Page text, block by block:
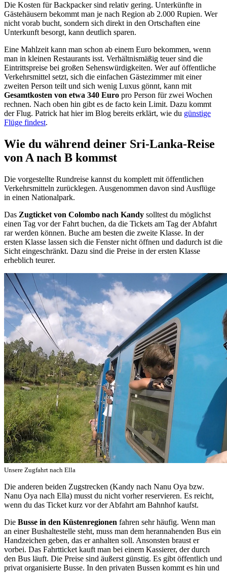
Die Kosten für Backpacker sind relativ gering. Unterkünfte in
Gästehäusern bekommt man je nach Region ab 2.000 Rupien. Wer
nicht vorab bucht, sondern sich direkt in den Ortschaften eine
Unterkunft besorgt, kann deutlich sparen.
Eine Mahlzeit kann man schon ab einem Euro bekommen, wenn
man in kleinen Restaurants isst. Verhältnismäßig teuer sind die
Eintrittspreise bei großen Sehenswürdigkeiten. Wer auf öffentliche
Verkehrsmittel setzt, sich die einfachen Gästezimmer mit einer
zweiten Person teilt und sich wenig Luxus gönnt, kann mit
Gesamtkosten von etwa 340 Euro pro Person für zwei Wochen
rechnen. Nach oben hin gibt es de facto kein Limit. Dazu kommt
der Flug. Patrick hat hier im Blog bereits erklärt, wie du günstige
Flüge findest.
Wie du während deiner Sri-Lanka-Reise
von A nach B kommst
Die vorgestellte Rundreise kannst du komplett mit öffentlichen
Verkehrsmitteln zurücklegen. Ausgenommen davon sind Ausflüge
in einen Nationalpark.
Das Zugticket von Colombo nach Kandy solltest du möglichst
einen Tag vor der Fahrt buchen, da die Tickets am Tag der Abfahrt
rar werden können. Buche am besten die zweite Klasse. In der
ersten Klasse lassen sich die Fenster nicht öffnen und dadurch ist die
Sicht eingeschränkt. Dazu sind die Preise in der ersten Klasse
erheblich teurer.
Unsere Zugfahrt nach Ella
Die anderen beiden Zugstrecken (Kandy nach Nanu Oya bzw.
Nanu Oya nach Ella) musst du nicht vorher reservieren. Es reicht,
wenn du das Ticket kurz vor der Abfahrt am Bahnhof kaufst.
Die Busse in den Küstenregionen fahren sehr häufig. Wenn man
an einer Bushaltestelle steht, muss man dem herannahenden Bus ein
Handzeichen geben, das er anhalten soll. Ansonsten braust er
vorbei. Das Fahrtticket kauft man bei einem Kassierer, der durch
den Bus läuft. Die Preise sind äußerst günstig. Es gibt öffentlich und
privat organisierte Busse. In den privaten Bussen kommt es hin und